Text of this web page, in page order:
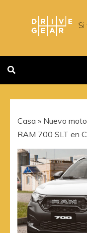
contenido
Casa » Nuevo
RAM 700 SLT en